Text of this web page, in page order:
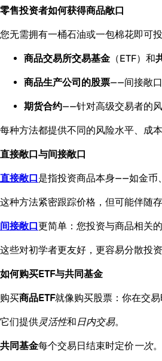
零售投资者如何获得商品敞口
您无需拥有一桶石油或一包棉花即可
商品交易所交易基金 （ETF）和
商品生产公司的股票——间接敞
期货合约——针对高级交易者的
每种方法都提供不同的风险水平、成
直接敞口与间接敞口
直接敞口 是指投资商品本身——如金币
这种方法紧密跟踪价格，但可能伴随
间接敞口 更简单：您投资与商品相关
这些对初学者更友好，更容易分散投
如何购买ETF与共同基金
购买商品ETF就像购买股票：你在交
它们提供灵活性和日内交易。
共同基金每个交易日结束时定价一次。